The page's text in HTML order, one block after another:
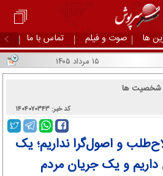
ها صوت و فیلم تماس با ما
شخصیت ها
کد خبر: ۱۴۰۴۰۷۰۳۴۳
و اصول‌گرا نداریم؛ یک
داریم و یک جریان مردم